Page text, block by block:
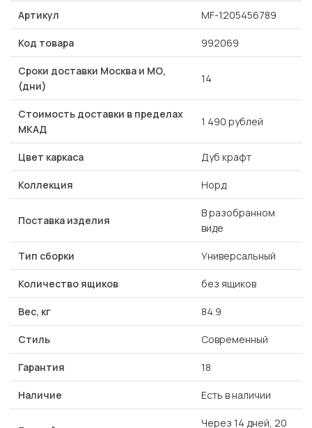
Артикул MF-1205456789
Код товара 992069
Сроки доставки Москва и МО,
(дни)
14
Стоимость доставки в пределах
МКАД
1 490 рублей
Цвет каркаса Дуб крафт
Коллекция Норд
Поставка изделия
В разобранном
виде
Тип сборки Универсальный
Количество ящиков без ящиков
Вес, кг 84.9
Стиль Современный
Гарантия 18
Наличие Есть в наличии
Через 14 дней, 20